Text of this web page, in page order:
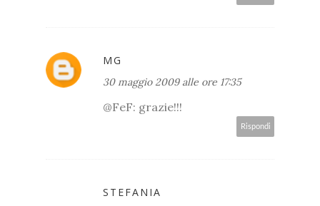
MG
30 maggio 2009 alle ore 17:35
@FeF: grazie!!!
Rispondi
STEFANIA